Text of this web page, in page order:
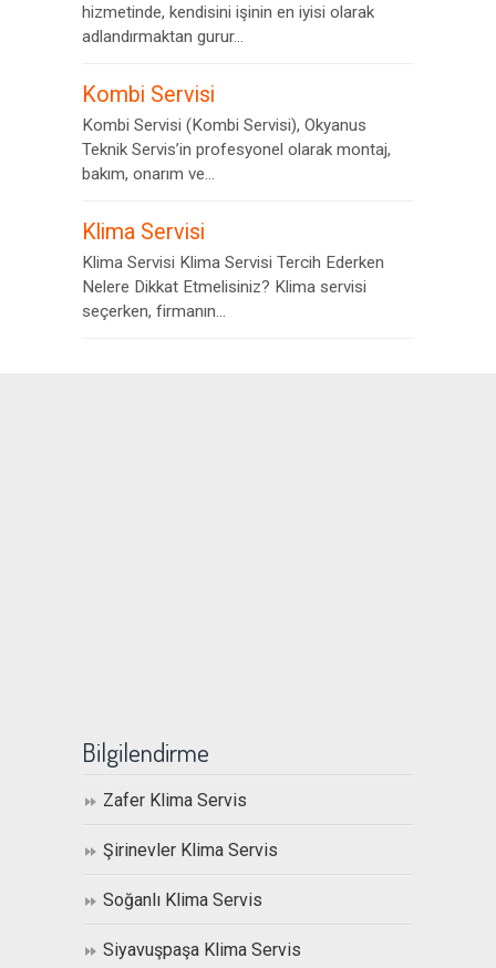
hizmetinde, kendisini işinin en iyisi olarak
adlandırmaktan gurur...
Kombi Servisi
Kombi Servisi (Kombi Servisi), Okyanus
Teknik Servis’in profesyonel olarak montaj,
bakım, onarım ve...
Klima Servisi
Klima Servisi Klima Servisi Tercih Ederken
Nelere Dikkat Etmelisiniz? Klima servisi
seçerken, firmanın...
Bilgilendirme
Zafer Klima Servis
Şirinevler Klima Servis
Soğanlı Klima Servis
Siyavuşpaşa Klima Servis